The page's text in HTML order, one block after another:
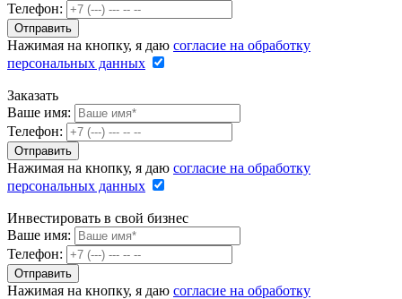
Телефон:
Нажимая на кнопку, я даю согласие на обработку
персональных данных
Заказать
Ваше имя:
Телефон:
Нажимая на кнопку, я даю согласие на обработку
персональных данных
Инвестировать в свой бизнес
Ваше имя:
Телефон:
Нажимая на кнопку, я даю согласие на обработку